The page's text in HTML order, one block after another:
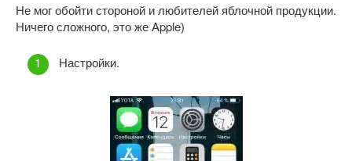
Не мог обойти стороной и любителей яблочной продукции.
Ничего сложного, это же Apple)
Настройки.